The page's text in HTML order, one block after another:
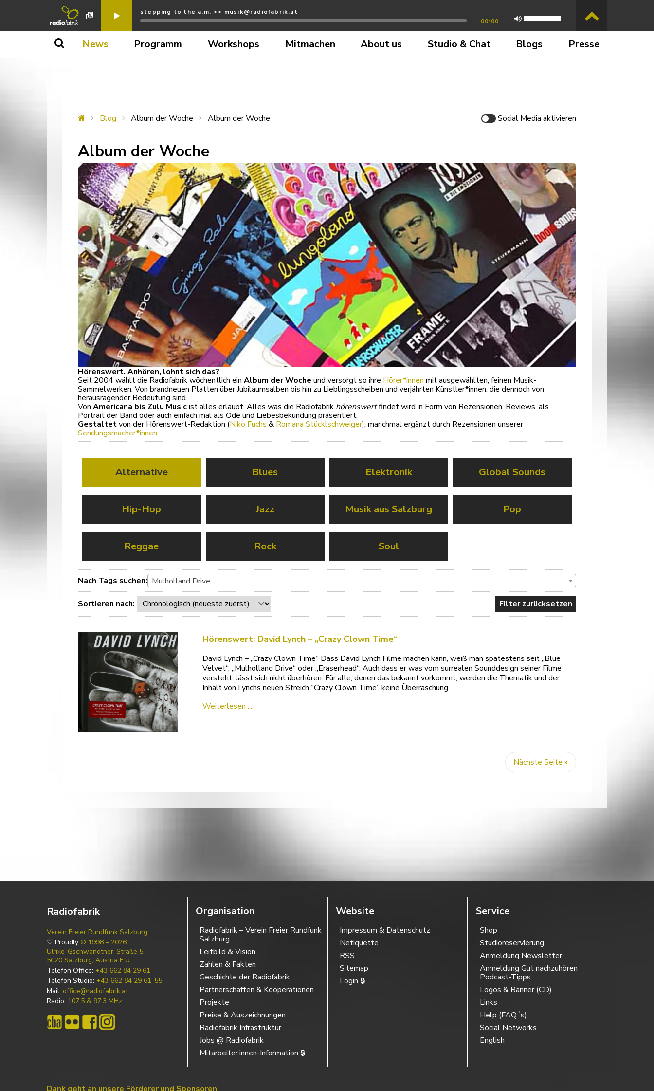
stepping to the a.m. >> musik@radiofabrik.at
00:00
News Programm Workshops Mitmachen About us Studio & Chat Blogs Presse
Blog Album der Woche Album der Woche Social Media aktivieren
Album der Woche
Hörenswert. Anhören, lohnt sich das?
Seit 2004 wählt die Radiofabrik wöchentlich ein Album der Woche und versorgt so ihre Hörer*innen mit ausgewählten, feinen Musik-
Sammelwerken. Von brandneuen Platten über Jubiläumsalben bis hin zu Lieblingsscheiben und verjährten Künstler*innen, die dennoch von
herausragender Bedeutung sind.
Von Americana bis Zulu Musicist alles erlaubt. Alles was die Radiofabrik hörenswertfindet wird in Form von Rezensionen, Reviews, als
Portrait der Band oder auch einfach mal als Ode und Liebesbekundung präsentiert.
Gestaltetvon der Hörenswert-Redaktion (Niko Fuchs & Romana Stücklschweiger), manchmal ergänzt durch Rezensionen unserer
Sendungsmacher*innen.
Alternative Blues Elektronik Global Sounds
Hip-Hop Jazz Musik aus Salzburg Pop
Reggae Rock Soul
Nach Tags suchen: Mulholland Drive
Sortieren nach: Filter zurücksetzen
Hörenswert: David Lynch – „Crazy Clown Time“
David Lynch – „Crazy Clown Time“ Dass David Lynch Filme machen kann, weiß man spätestens seit „Blue
Velvet“, „Mulholland Drive“ oder „Eraserhead“. Auch dass er was vom surrealen Sounddesign seiner Filme
versteht, lässt sich nicht überhören. Für alle, denen das bekannt vorkommt, werden die Thematik und der
Inhalt von Lynchs neuen Streich “Crazy Clown Time” keine Überraschung…
Weiterlesen ...
Nächste Seite »
Radiofabrik
Verein Freier Rundfunk Salzburg
♡ Proudly © 1998 – 2026
Ulrike-Gschwandtner-Straße 5
5020 Salzburg, Austria E.U.
Telefon Office: +43 662 84 29 61
Telefon Studio: +43 662 84 29 61-55
Mail: office@radiofabrik.at
Radio: 107,5 & 97,3 MHz
Organisation
Radiofabrik – Verein Freier Rundfunk
Salzburg
Leitbild & Vision
Zahlen & Fakten
Geschichte der Radiofabrik
Partnerschaften & Kooperationen
Projekte
Preise & Auszeichnungen
Radiofabrik Infrastruktur
Jobs @ Radiofabrik
Mitarbeiter:innen-Information 🔒
Website
Impressum & Datenschutz
Netiquette
RSS
Sitemap
Login 🔒
Service
Shop
Studioreservierung
Anmeldung Newsletter
Anmeldung Gut nachzuhören
Podcast-Tipps
Logos & Banner (CD)
Links
Help (FAQ´s)
Social Networks
English
Dank geht an unsere Förderer und Sponsoren